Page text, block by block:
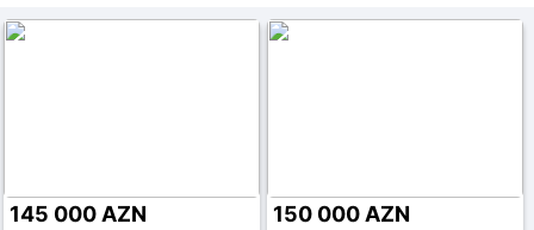
145 000 AZN 150 000 AZN